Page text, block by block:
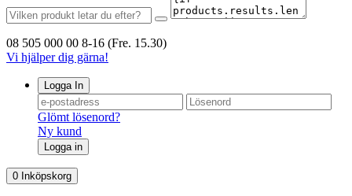
08 505 000 00 8-16 (Fre. 15.30)
Vi hjälper dig gärna!
Logga In
Glömt lösenord?
Ny kund
Logga in
0 Inköpskorg